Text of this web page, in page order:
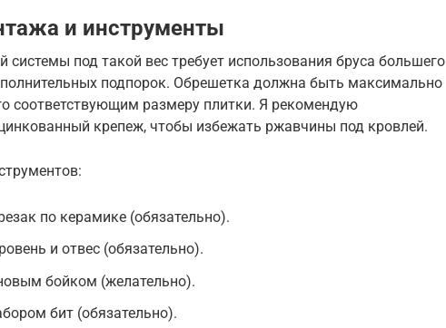
и инструменты
системы под такой вес требует использования бруса большего
подпорок. Обрешетка должна быть максимально
соответствующим размеру плитки. Я рекомендую
крепеж, чтобы избежать ржавчины под кровлей.
по керамике (обязательно).
и отвес (обязательно).
бойком (желательно).
бит (обязательно).